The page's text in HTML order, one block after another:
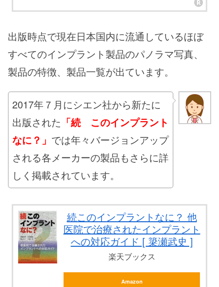
出版時点で現在日本国内に流通しているほぼ
すべてのインプラント製品のパノラマ写真、
製品の特徴、製品一覧が出ています。
2017年７月にシエン社から新たに
出版された 「続 このインプラント
なに？」 では年々バージョンアップ
される各メーカーの製品もさらに詳
しく掲載されています。
続このインプラントなに？ 他
医院で治療されたインプラント
への対応ガイド [ 簗瀬武史 ]
楽天ブックス
Amazon